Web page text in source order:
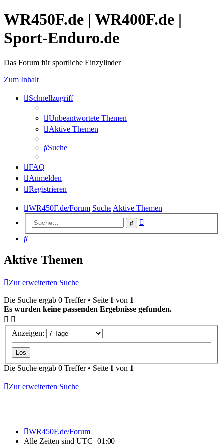
WR450F.de | WR400F.de |
Sport-Enduro.de
Das Forum für sportliche Einzylinder
Zum Inhalt
Schnellzugriff
Unbeantwortete Themen
Aktive Themen
Suche
FAQ
Anmelden
Registrieren
WR450F.de/Forum Suche Aktive Themen
Suche
Suche
Aktive Themen
Zur erweiterten Suche
Die Suche ergab 0 Treffer • Seite 1 von 1
Es wurden keine passenden Ergebnisse gefunden.
Anzeigen:
Die Suche ergab 0 Treffer • Seite 1 von 1
Zur erweiterten Suche
WR450F.de/Forum
Alle Zeiten sind UTC+01:00